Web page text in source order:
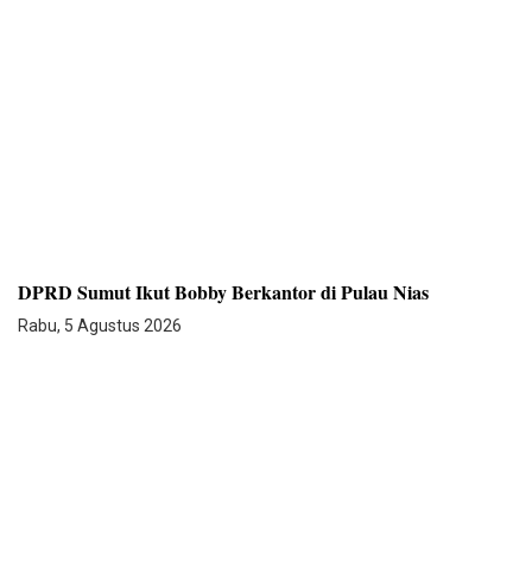
DPRD Sumut Ikut Bobby Berkantor di Pulau Nias
Rabu, 5 Agustus 2026